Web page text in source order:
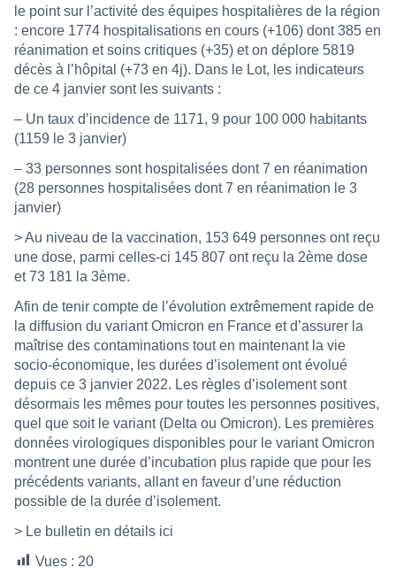
le point sur l’activité des équipes hospitalières de la région
: encore 1774 hospitalisations en cours (+106) dont 385 en
réanimation et soins critiques (+35) et on déplore 5819
décès à l’hôpital (+73 en 4j). Dans le Lot, les indicateurs
de ce 4 janvier sont les suivants :
– Un taux d’incidence de 1171, 9 pour 100 000 habitants
(1159 le 3 janvier)
– 33 personnes sont hospitalisées dont 7 en réanimation
(28 personnes hospitalisées dont 7 en réanimation le 3
janvier)
> Au niveau de la vaccination, 153 649 personnes ont reçu
une dose, parmi celles-ci 145 807 ont reçu la 2ème dose
et 73 181 la 3ème.
Afin de tenir compte de l’évolution extrêmement rapide de
la diffusion du variant Omicron en France et d’assurer la
maîtrise des contaminations tout en maintenant la vie
socio-économique, les durées d’isolement ont évolué
depuis ce 3 janvier 2022. Les règles d’isolement sont
désormais les mêmes pour toutes les personnes positives,
quel que soit le variant (Delta ou Omicron). Les premières
données virologiques disponibles pour le variant Omicron
montrent une durée d’incubation plus rapide que pour les
précédents variants, allant en faveur d’une réduction
possible de la durée d’isolement.
> Le bulletin en détails ici
Vues : 20